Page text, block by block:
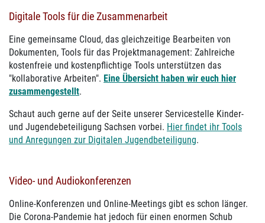
Digitale Tools für die Zusammenarbeit
Eine gemeinsame Cloud, das gleichzeitige Bearbeiten von
Dokumenten, Tools für das Projektmanagement: Zahlreiche
kostenfreie und kostenpflichtige Tools unterstützen das
"kollaborative Arbeiten". Eine Übersicht haben wir euch hier
zusammengestellt.
Schaut auch gerne auf der Seite unserer Servicestelle Kinder-
und Jugendebeteiligung Sachsen vorbei. Hier findet ihr Tools
und Anregungen zur Digitalen Jugendbeteiligung.
Video- und Audiokonferenzen
Online-Konferenzen und Online-Meetings gibt es schon länger.
Die Corona-Pandemie hat jedoch für einen enormen Schub